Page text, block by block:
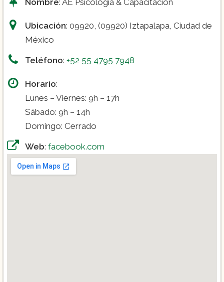
Nombre: AE Psicología & Capacitación
Ubicación: 09920, (09920) Iztapalapa, Ciudad de
México
Teléfono: +52 55 4795 7948
Horario:
Lunes – Viernes: 9h – 17h
Sábado: 9h – 14h
Domingo: Cerrado
Web: facebook.com